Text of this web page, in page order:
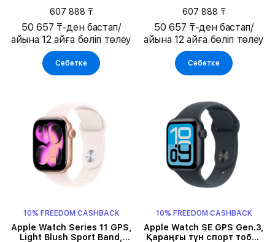
607 888 ₸
50 657 ₸-ден бастап/
айына 12 айға бөліп төлеу
Себетке
607 888 ₸
50 657 ₸-ден бастап/
айына 12 айға бөліп төлеу
Себетке
10% FREEDOM CASHBACK
Apple Watch Series 11 GPS,
Light Blush Sport Band,
10% FREEDOM CASHBACK
Apple Watch SE GPS Gen.3,
Қараңғы түн спорт тобы,